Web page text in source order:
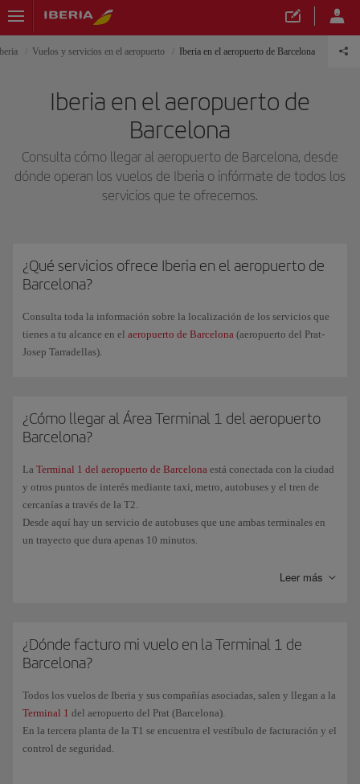
Vuelos y servicios en el aeropuerto Iberia en el aeropuerto de Barcelona
Iberia en el aeropuerto de
Barcelona
Consulta cómo llegar al aeropuerto de Barcelona, desde
dónde operan los vuelos de Iberia o infórmate de todos los
servicios que te ofrecemos.
¿Qué servicios ofrece Iberia en el aeropuerto de
Barcelona?
Consulta toda la información sobre la localización de los servicios que
tienes a tu alcance en el aeropuerto de Barcelona (aeropuerto del Prat-
Josep Tarradellas).
¿Cómo llegar al Área Terminal 1 del aeropuerto
Barcelona?
La Terminal 1 del aeropuerto de Barcelona está conectada con la ciudad
y otros puntos de interés mediante taxi, metro, autobuses y el tren de
cercanías a través de la T2.
Desde aquí hay un servicio de autobuses que une ambas terminales en
un trayecto que dura apenas 10 minutos.
Leer más
¿Dónde facturo mi vuelo en la Terminal 1 de
Barcelona?
Todos los vuelos de Iberia y sus compañías asociadas, salen y llegan a la
Terminal 1 del aeropuerto del Prat (Barcelona).
En la tercera planta de la T1 se encuentra el vestíbulo de facturación y el
control de seguridad.